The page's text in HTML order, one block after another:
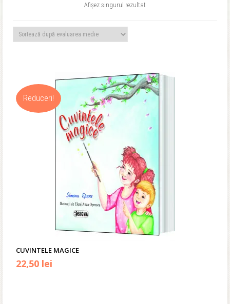
Afișez singurul rezultat
Reduceri!
CUVINTELE MAGICE
Prețul
22,50 lei